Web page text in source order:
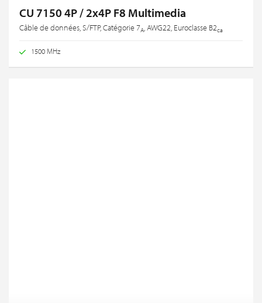
CU 7150 4P / 2x4P F8 Multimedia
Câble de données, S/FTP, Catégorie 7A, AWG22, Euroclasse B2ca
1500 MHz